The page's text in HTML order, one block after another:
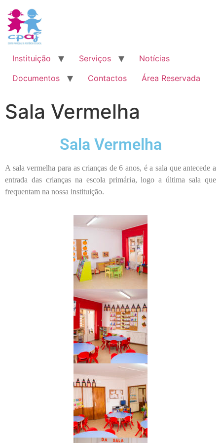
Instituição Serviços
Notícias
Documentos
Contactos Área Reservada
Sala Vermelha
Sala Vermelha
A sala vermelha para as crianças de 6 anos, é a sala que antecede a
entrada das crianças na escola primária, logo a última sala que
frequentam na nossa instituição.